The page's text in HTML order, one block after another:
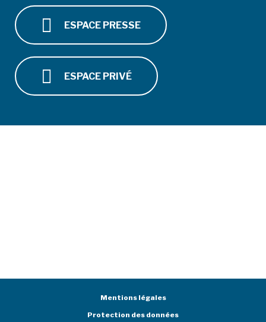
ESPACE PRESSE
ESPACE PRIVÉ
Mentions légales
Protection des données